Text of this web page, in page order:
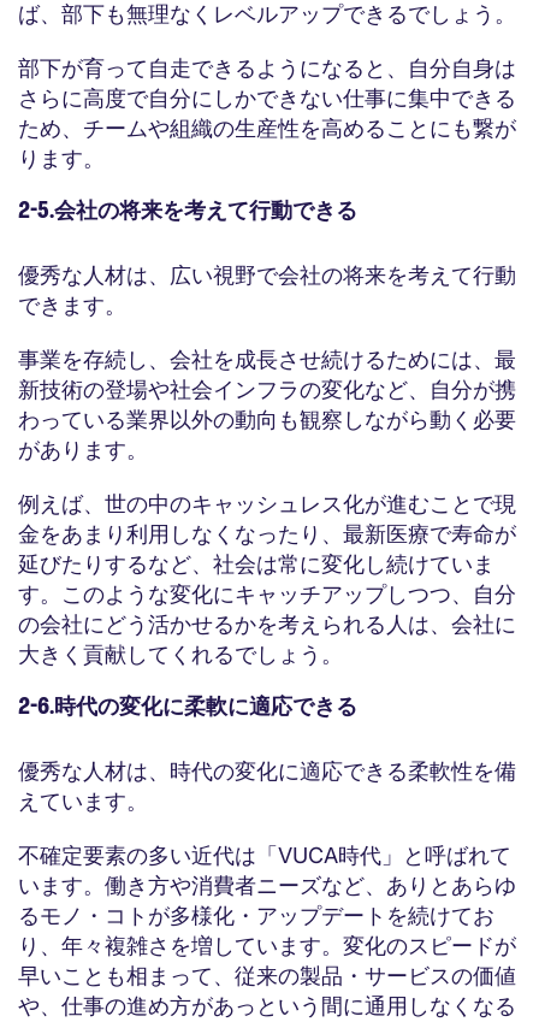
ば、部下も無理なくレベルアップできるでしょう。
部下が育って自走できるようになると、自分自身は
さらに高度で自分にしかできない仕事に集中できる
ため、チームや組織の生産性を高めることにも繋が
ります。
2-5.会社の将来を考えて行動できる
優秀な人材は、広い視野で会社の将来を考えて行動
できます。
事業を存続し、会社を成長させ続けるためには、最
新技術の登場や社会インフラの変化など、自分が携
わっている業界以外の動向も観察しながら動く必要
があります。
例えば、世の中のキャッシュレス化が進むことで現
金をあまり利用しなくなったり、最新医療で寿命が
延びたりするなど、社会は常に変化し続けていま
す。このような変化にキャッチアップしつつ、自分
の会社にどう活かせるかを考えられる人は、会社に
大きく貢献してくれるでしょう。
2-6.時代の変化に柔軟に適応できる
優秀な人材は、時代の変化に適応できる柔軟性を備
えています。
不確定要素の多い近代は「VUCA時代」と呼ばれて
います。働き方や消費者ニーズなど、ありとあらゆ
るモノ・コトが多様化・アップデートを続けてお
り、年々複雑さを増しています。変化のスピードが
早いことも相まって、従来の製品・サービスの価値
や、仕事の進め方があっという間に通用しなくなる